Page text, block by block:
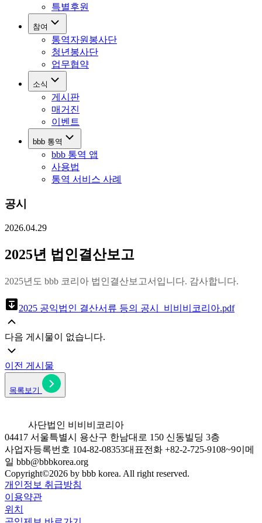
특별후원
참여
통역자원봉사단
청년봉사단
업무협약
소식
게시판
매거진
이벤트
bbb 통역
bbb 통역 앱
사용법
통역 서비스 사례
공시
2026.04.29
2025년 법인결산보고
2025년도 bbb 코리아 법인결산보고서입니다. 감사합니다.​​
2025 공익법인 결산서류 등의 공시_비비비코리아.pdf
다음 게시물이 없습니다.
이전 게시물
목록보기
사단법인 비비비코리아
04417 서울특별시 용산구 한남대로 150 신동빌딩 3층
사업자등록번호 104-82-08353대표전화 +82-2-725-9108~9이메
일 bbb@bbbkorea.org
Copyright©2026 by bbb korea. All right reserved.
개인정보 취급방침
이용약관
위치